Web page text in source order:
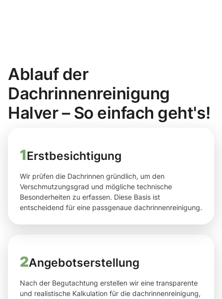
Ablauf der
Dachrinnenreinigung
Halver – So einfach geht's!
1Erstbesichtigung
Wir prüfen die Dachrinnen gründlich, um den
Verschmutzungsgrad und mögliche technische
Besonderheiten zu erfassen. Diese Basis ist
entscheidend für eine passgenaue dachrinnenreinigung.
2Angebotserstellung
Nach der Begutachtung erstellen wir eine transparente
und realistische Kalkulation für die dachrinnenreinigung,